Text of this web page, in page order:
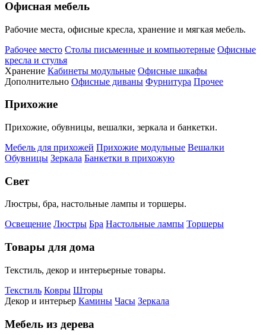
Офисная мебель
Рабочие места, офисные кресла, хранение и мягкая мебель.
Рабочее место Столы письменные и компьютерные Офисные
кресла и стулья
Хранение Кабинеты модульные Офисные шкафы
Дополнительно Офисные диваны Фурнитура Прочее
Прихожие
Прихожие, обувницы, вешалки, зеркала и банкетки.
Мебель для прихожей Прихожие модульные Вешалки
Обувницы Зеркала Банкетки в прихожую
Свет
Люстры, бра, настольные лампы и торшеры.
Освещение Люстры Бра Настольные лампы Торшеры
Товары для дома
Текстиль, декор и интерьерные товары.
Текстиль Ковры Шторы
Декор и интерьер Камины Часы Зеркала
Мебель из дерева